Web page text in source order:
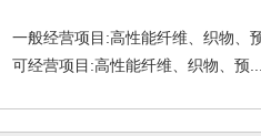
一般经营项目:高性能纤维、织物、
可经营项目:高性能纤维、织物、预